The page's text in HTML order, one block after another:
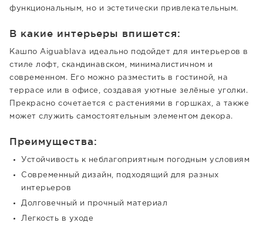
функциональным, но и эстетически привлекательным.
В какие интерьеры впишется:
Кашпо Aiguablava идеально подойдет для интерьеров в
стиле лофт, скандинавском, минималистичном и
современном. Его можно разместить в гостиной, на
террасе или в офисе, создавая уютные зелёные уголки.
Прекрасно сочетается с растениями в горшках, а также
может служить самостоятельным элементом декора.
Преимущества:
Устойчивость к неблагоприятным погодным условиям
Современный дизайн, подходящий для разных
интерьеров
Долговечный и прочный материал
Легкость в уходе